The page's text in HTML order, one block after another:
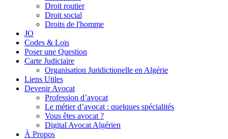
Droit routier
Droit social
Droits de l'homme
JO
Codes & Lois
Poser une Question
Carte Judiciaire
Organisation Juridictionelle en Algérie
Liens Utiles
Devenir Avocat
Profession d’avocat
Le métier d’avocat : quelques spécialités
Vous êtes avocat ?
Digital Avocat Algérien
À Propos